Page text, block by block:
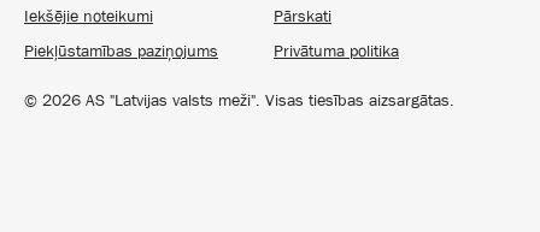
© 2026 AS "Latvijas valsts meži". Visas tiesības aizsargātas.
Iekšējie noteikumi
Pārskati
Piekļūstamības paziņojums
Privātuma politika